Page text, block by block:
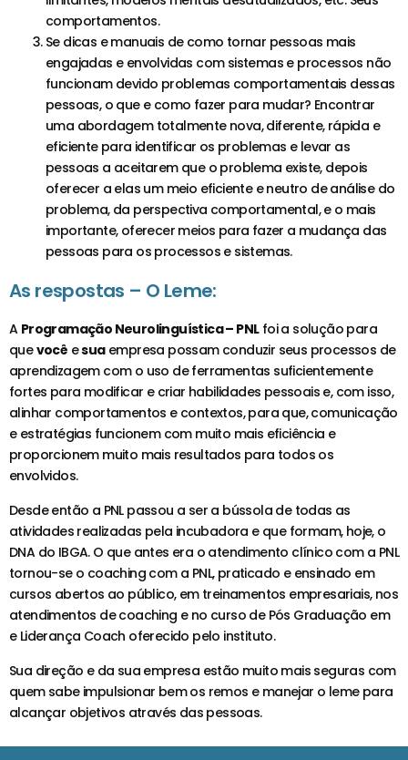
comportamentos.
Se dicas e manuais de como tornar pessoas mais
engajadas e envolvidas com sistemas e processos não
funcionam devido problemas comportamentais dessas
pessoas, o que e como fazer para mudar? Encontrar
uma abordagem totalmente nova, diferente, rápida e
eficiente para identificar os problemas e levar as
pessoas a aceitarem que o problema existe, depois
oferecer a elas um meio eficiente e neutro de análise do
problema, da perspectiva comportamental, e o mais
importante, oferecer meios para fazer a mudança das
pessoas para os processos e sistemas.
As respostas – O Leme:
A Programação Neurolinguística – PNLfoi a solução para
quevocê esuaempresa possam conduzir seus processos de
aprendizagem com o uso de ferramentas suficientemente
fortes para modificar e criar habilidades pessoais e, com isso,
alinhar comportamentos e contextos, para que, comunicação
e estratégias funcionem com muito mais eficiência e
proporcionem muito mais resultados para todos os
envolvidos.
Desde então a PNL passou a ser a bússola de todas as
atividades realizadas pela incubadora e que formam, hoje, o
DNA do IBGA. O que antes era o atendimento clínico com a PNL
tornou-se o coaching com a PNL, praticado e ensinado em
cursos abertos ao público, em treinamentos empresariais, nos
atendimentos de coaching e no curso de Pós Graduação em
e Liderança Coach oferecido pelo instituto.
Sua direção e da sua empresa estão muito mais seguras com
quem sabe impulsionar bem os remos e manejar o leme para
alcançar objetivos através das pessoas.